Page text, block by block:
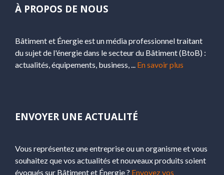
À PROPOS DE NOUS
Bâtiment et Énergie est un média professionnel traitant
du sujet de l'énergie dans le secteur du Bâtiment (BtoB) :
actualités, équipements, business, ... En savoir plus
ENVOYER UNE ACTUALITÉ
Vous représentez une entreprise ou un organisme et vous
souhaitez que vos actualités et nouveaux produits soient
évoqués sur Bâtiment et Énergie ? Envoyez vos